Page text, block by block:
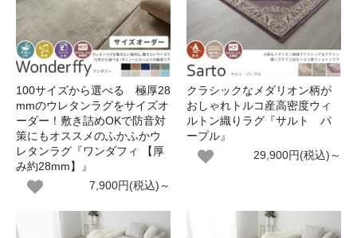
100サイズから選べる 極厚28
mmのウレタンラグをサイズオ
ーダー！敷き詰めOKで防音対
策にもオススメのふかふかウ
レタンラグ『ワンダフィ 【厚
み約28mm】』
7,900円(税込)～
クラシックなメダリオン柄が
おしゃれトルコ産高密度ウィ
ルトン織りラグ『サルト パ
ープル』
29,900円(税込)～